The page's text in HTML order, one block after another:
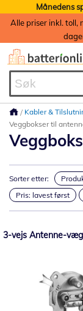
Månedens
Alle priser inkl. toll,
Kabler &
Veggbokser til
Sorter etter:
Pris: lavest først
3-vejs Antenne-